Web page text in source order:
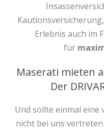
Erlebnis auch im
für
Maserati mieten
Der
Und sollte einmal eine
nicht bei uns